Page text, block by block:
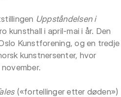
Uppståndelsen i
kunsthall i april-mai i år. Den
Kunstforening, og en tredje
kunstnersenter, hvor
(«fortellinger etter døden»)